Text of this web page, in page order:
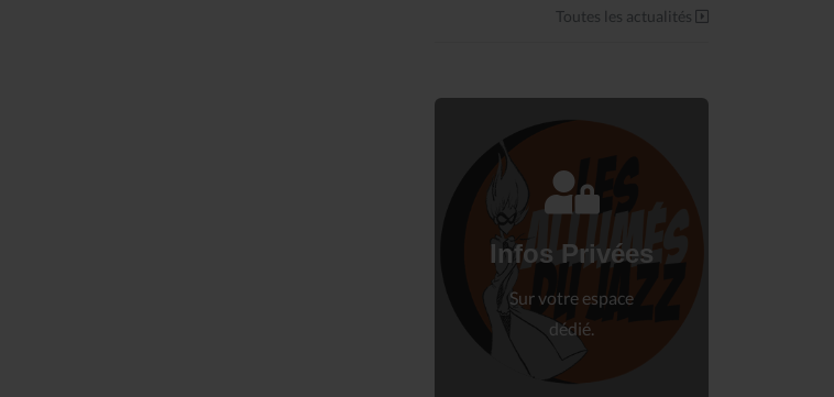
Toutes les actualités
Infos Privées
Sur votre espace
dédié.
Connectez-vous